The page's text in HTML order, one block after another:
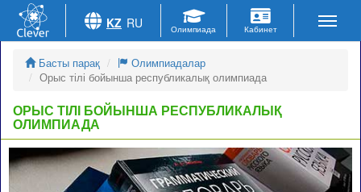
Басты парақ
Олимпиадалар
Орыс тілі бойынша республикалық олимпиада
ОРЫС ТІЛІ БОЙЫНША РЕСПУБЛИКАЛЫҚ
ОЛИМПИАДА
KZ RU